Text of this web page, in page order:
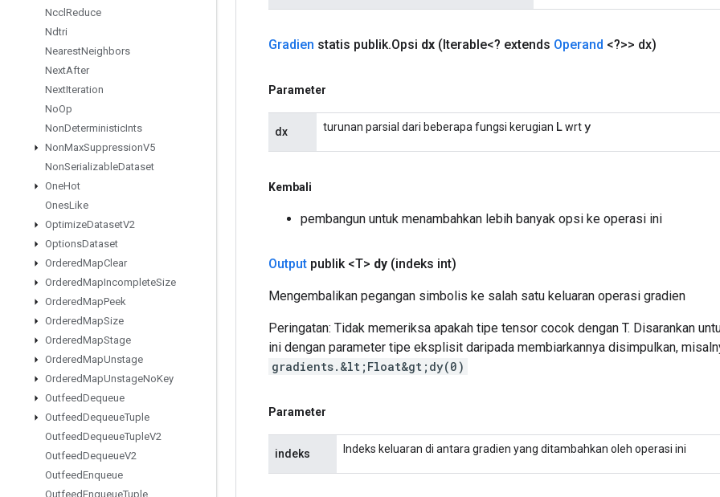
Nccl Reduce
Ndtri
NearestNeighbors
NextAfter
NextIteration
NoOp
NonDeterministicInts
NonMaxSuppressionV5
NonSerializableDataset
OneHot
OnesLike
OptimizeDatasetV2
OptionsDataset
OrderedMapClear
OrderedMapIncompleteSize
OrderedMapPeek
OrderedMapSize
OrderedMapStage
OrderedMapUnstage
OrderedMapUnstageNoKey
OutfeedDequeue
OutfeedDequeueTuple
OutfeedDequeueTupleV2
OutfeedDequeueV2
OutfeedEnqueue
OutfeedEnqueueTuple
Gradien statis publik.Opsi dx (Iterable<? extends Operand <?>> dx)
Parameter
dx turunan parsial dari beberapa fungsi kerugian Lwrty
Kembali
pembangun untuk menambahkan lebih banyak opsi ke operasi ini
Output publik <T> dy (indeks int)
Mengembalikan pegangan simbolis ke salah satu keluaran operasi gradien
Peringatan: Tidak memeriksa apakah tipe tensor cocok dengan T. Disarankan
ini dengan parameter tipe eksplisit daripada membiarkannya disimpulkan,
gradients.&lt;Float&gt;dy(0)
Parameter
indeks Indeks keluaran di antara gradien yang ditambahkan oleh operasi ini